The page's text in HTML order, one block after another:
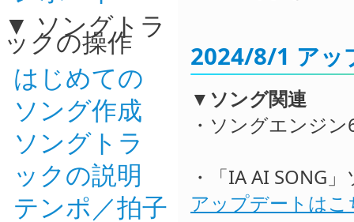
ソングトラ
ックの操作
はじめての
ソング作成
ソングトラ
ックの説明
テンポ／拍子
2024/8/1 アッ
▼ソング関連
・ソングエンジ
・「IA AI SONG
アップデートはこ